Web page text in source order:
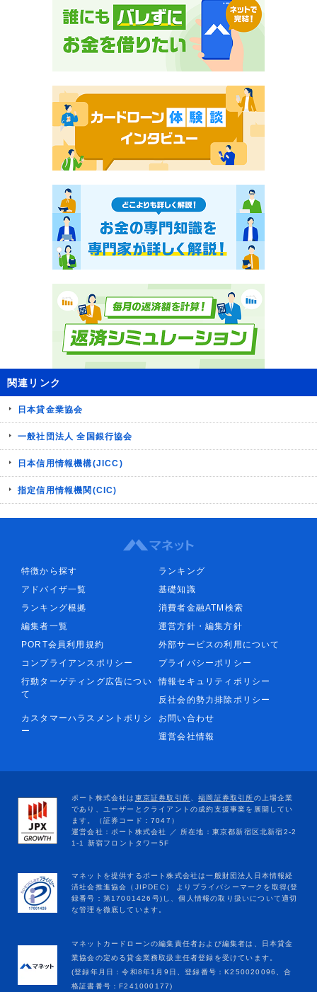
関連リンク
日本貸金業協会
一般社団法人 全国銀行協会
日本信用情報機構(JICC)
指定信用情報機関(CIC)
特徴から探す
ランキング
アドバイザ一覧
基礎知識
ランキング根拠
消費者金融ATM検索
編集者一覧
運営方針・編集方針
PORT会員利用規約
外部サービスの利用について
コンプライアンスポリシー
プライバシーポリシー
行動ターゲティング広告につい
て
情報セキュリティポリシー
反社会的勢力排除ポリシー
カスタマーハラスメントポリシ
ー
お問い合わせ
運営会社情報
マネットカードローンの編集責任者および編集者は、日本貸金
業協会の定める貸金業務取扱主任者登録を受けています。
(登録年月日：令和8年1月9日、登録番号：K250020096、合
格証書番号：F241000177)